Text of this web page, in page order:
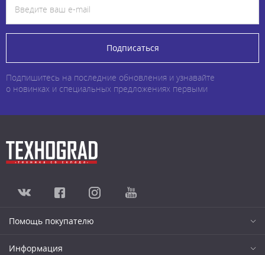
Подписаться
Подпишитесь на последние обновления и узнавайте
о новинках и специальных предложениях первыми
Помощь покупателю
Информация